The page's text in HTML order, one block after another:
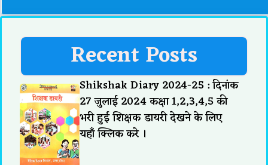
Recent Posts
Shikshak Diary 2024-25 : दिनांक
27 जुलाई 2024 कक्षा 1,2,3,4,5 की
भरी हुई शिक्षक डायरी देखने के लिए
यहाँ क्लिक करे ।